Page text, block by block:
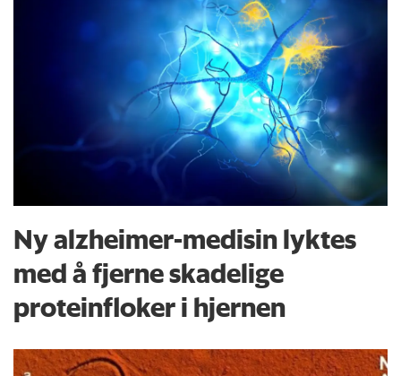
Ny alzheimer-medisin lyktes
med å fjerne skadelige
proteinfloker i hjernen